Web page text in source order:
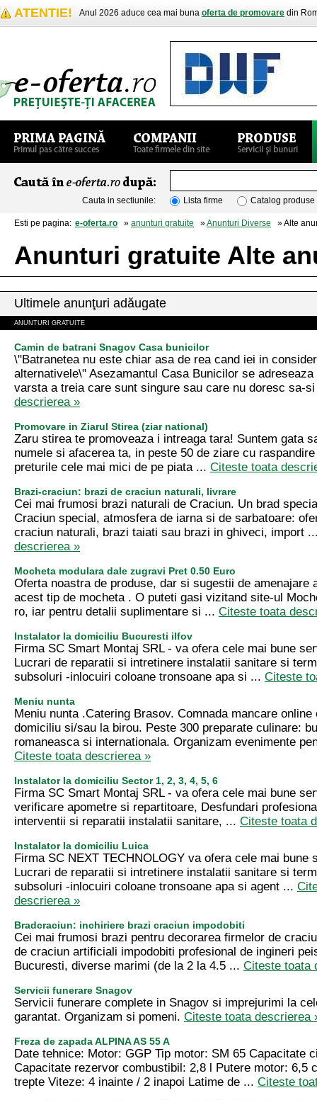
ATENTIE! Anul 2026 aduce cea mai buna oferta de promovare din
Cauta in sectiunile: Lista firme Catalog produse
Esti pe pagina: e-oferta.ro » anunturi gratuite »Anunturi Diverse » Alte
Anunturi gratuite Alte
Ultimele anunţuri adăugate
ANUNTURI GRATUITE
Camin de batrani Snagov Casa bunicilor
\"Batranetea nu este chiar asa de rea cand iei in
alternativele\" Asezamantul Casa Bunicilor se adreseaza
varsta a treia care sunt singure sau care nu doresc sa-
descrierea »
Promovare in Ziarul Stirea (ziar national)
Zaru stirea te promoveaza i intreaga tara! Suntem gata
numele si afacerea ta, in peste 50 de ziare cu
preturile cele mai mici de pe piata ... Citeste toata
Brazi-craciun: brazi de craciun naturali, livrare
Cei mai frumosi brazi naturali de Craciun. Un brad
Craciun special, atmosfera de iarna si de sarbatoare:
craciun naturali, brazi taiati sau brazi in ghiveci, import
descrierea »
Mocheta modulara dale zugravi Pret 0.50 Euro
Oferta noastra de produse, dar si sugestii de amenajare
acest tip de mocheta . O puteti gasi vizitand site-ul
ro, iar pentru detalii suplimentare si ... Citeste toata
Instalator la domiciliu Bucuresti ilfov
Firma SC Smart Montaj SRL - va ofera cele mai bune
Lucrari de reparatii si intretinere instalatii sanitare si
subsoluri -inlocuiri coloane tronsoane apa si ... Citeste
Meniu nunta
Meniu nunta .Catering Brasov. Comnada mancare
domiciliu si/sau la birou. Peste 300 preparate culinare:
romaneasca si internationala. Organizam evenimente
Citeste toata descrierea »
Instalator la domiciliu Sector 1, 2, 3, 4, 5, 6
Firma SC Smart Montaj SRL - va ofera cele mai bune
verificare apometre si repartitoare, Desfundari
interventii si reparatii instalatii sanitare, ... Citeste toata
Instalator la domiciliu Luica
Firma SC NEXT TECHNOLOGY va ofera cele mai bune
Lucrari de reparatii si intretinere instalatii sanitare si
subsoluri -inlocuiri coloane tronsoane apa si agent ...
descrierea »
Bradcraciun: inchiriere brazi craciun impodobiti
Cei mai frumosi brazi pentru decorarea firmelor de
de craciun artificiali impodobiti profesional de ingineri
Bucuresti, diverse marimi (de la 2 la 4.5 ... Citeste toata
Servicii funerare Snagov
Servicii funerare complete in Snagov si imprejurimi la
garantat. Organizam si pomeni. Citeste toata descrierea
Freza de zapada ALPINA AS 55 A
Date tehnice: Motor: GGP Tip motor: SM 65 Capacitate
Capacitate rezervor combustibil: 2,8 l Putere motor: 6,5
trepte Viteze: 4 inainte / 2 inapoi Latime de ... Citeste